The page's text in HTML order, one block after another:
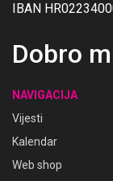
IBAN
Dobro
NAVIGACIJA
Vijesti
Kalendar
Web shop